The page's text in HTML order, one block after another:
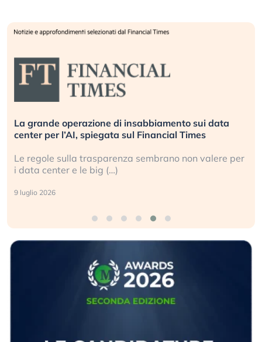
La grande operazione di insabbiamento sui data
center per l’AI, spiegata sul Financial Times
Le regole sulla trasparenza sembrano non valere per
i data center e le big (…)
9 luglio 2026